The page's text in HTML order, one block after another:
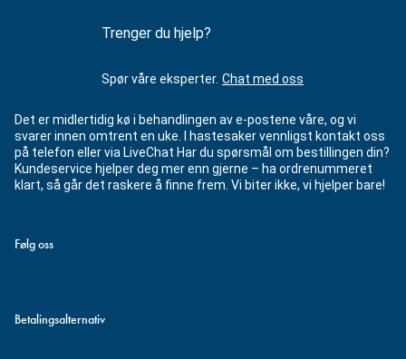
Trenger du hjelp?
Spør våre eksperter. Chat med oss
Det er midlertidig kø i behandlingen av e-postene våre, og vi
svarer innen omtrent en uke. I hastesaker vennligst kontakt oss
på telefon eller via LiveChat Har du spørsmål om bestillingen din?
Kundeservice hjelper deg mer enn gjerne – ha ordrenummeret
klart, så går det raskere å finne frem. Vi biter ikke, vi hjelper bare!
Følg oss
Betalingsalternativ